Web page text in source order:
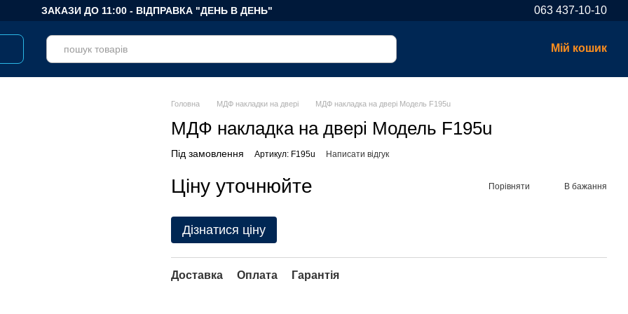
ЗАКАЗИ ДО 11:00 - ВІДПРАВКА "ДЕНЬ В ДЕНЬ" 063 437-10-10
Мій кошик
Головна МДФ накладки на двері МДФ накладка на двері Модель F195u
МДФ накладка на двері Модель F195u
Під замовлення Артикул: F195u Написати відгук
Ціну уточнюйте Порівняти В бажання
Дізнатися ціну
Доставка Оплата Гарантія